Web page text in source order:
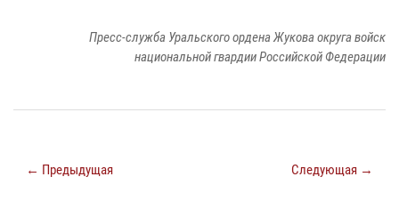
Пресс-служба Уральского ордена Жукова округа войск
национальной гвардии Российской Федерации
← Предыдущая Следующая →